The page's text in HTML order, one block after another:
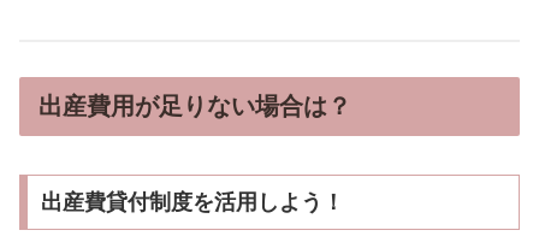
出産費用が足りない場合は？
出産費貸付制度を活用しよう！